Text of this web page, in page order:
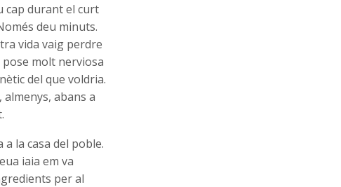
cap durant el curt
deu minuts.
vida vaig perdre
molt nerviosa
del que voldria.
almenys, abans a
la casa del poble.
iaia em va
per al